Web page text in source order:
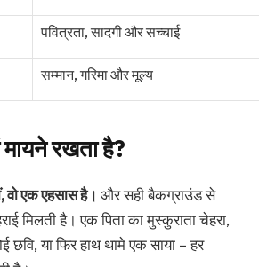
पवित्रता, सादगी और सच्चाई
सम्मान, गरिमा और मूल्य
रखता है?
वो एक एहसास है। और सही बैकग्राउंड से
मिलती है। एक पिता का मुस्कुराता चेहरा,
छवि, या फिर हाथ थामे एक साया – हर